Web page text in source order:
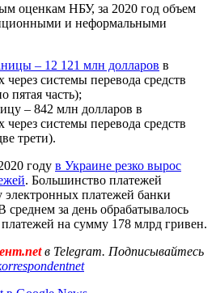
оценкам НБУ, за 2020 год объем
и неформальными
– 12 121 млн долларов в
через системы перевода средств
пятая часть);
– 842 млн долларов в
через системы перевода средств
трети).
году в Украине резко вырос
. Большинство платежей
электронных платежей банки
за день обрабатывалось
на сумму 178 млрд гривен.
в Telegram. Подписывайтесь